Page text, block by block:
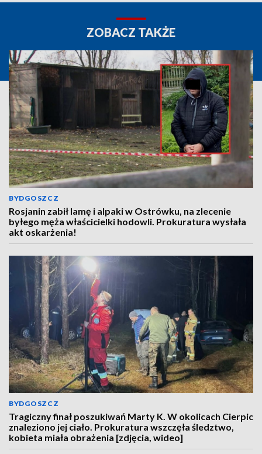
ZOBACZ TAKŻE
BYDGOSZCZ
Rosjanin zabił lamę i alpaki w Ostrówku, na zlecenie
byłego męża właścicielki hodowli. Prokuratura wysłała
akt oskarżenia!
BYDGOSZCZ
Tragiczny finał poszukiwań Marty K. W okolicach Cierpic
znaleziono jej ciało. Prokuratura wszczęła śledztwo,
kobieta miała obrażenia [zdjęcia, wideo]